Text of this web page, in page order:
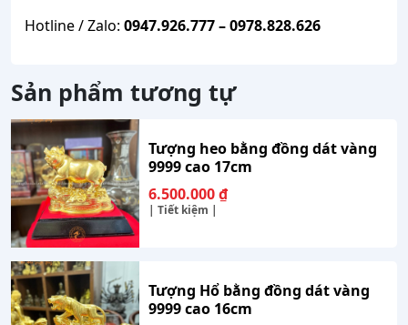
Hotline /Zalo: 0947.926.777 – 0978.828.626
Sản phẩm tương tự
Tượng heo bằng đồng dát vàng
9999 cao 17cm
6.500.000₫
| Tiết kiệm |
Tượng Hổ bằng đồng dát vàng
9999 cao 16cm